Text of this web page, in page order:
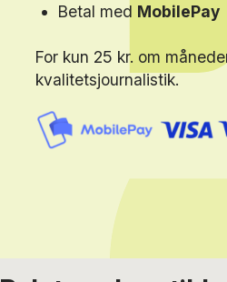
Betal med MobilePay
For kun 25 kr. om
kvalitetsjournalistik.